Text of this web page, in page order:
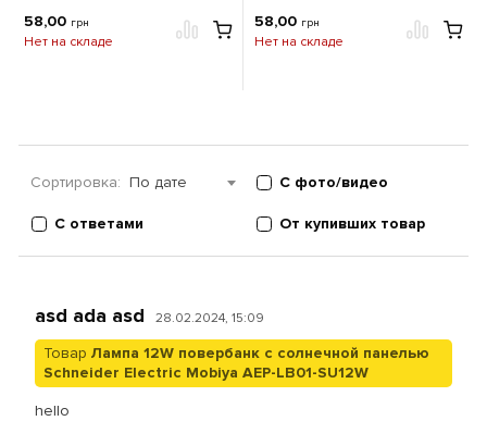
58,00 грн
Нет на складе
58,00 грн
Нет на складе
Сортировка: По дате С фото/видео
С ответами От купивших товар
asd ada asd 28.02.2024, 15:09
Товар Лампа 12W повербанк с солнечной панелью
Schneider Electric Mobiya AEP-LB01-SU12W
hello